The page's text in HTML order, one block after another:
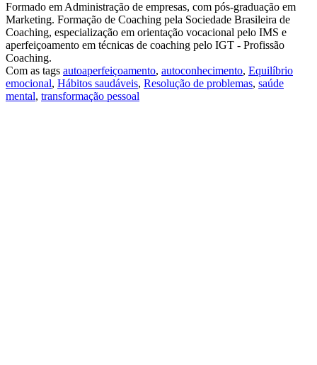
Formado em Administração de empresas, com pós-graduação em
Marketing. Formação de Coaching pela Sociedade Brasileira de
Coaching, especialização em orientação vocacional pelo IMS e
aperfeiçoamento em técnicas de coaching pelo IGT - Profissão
Coaching.
Com as tags autoaperfeiçoamento, autoconhecimento, Equilíbrio
emocional, Hábitos saudáveis, Resolução de problemas, saúde
mental, transformação pessoal